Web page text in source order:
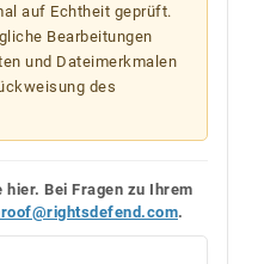
auf Echtheit geprüft.
Bearbeitungen
und Dateimerkmalen
des
Bei Fragen zu Ihrem
.